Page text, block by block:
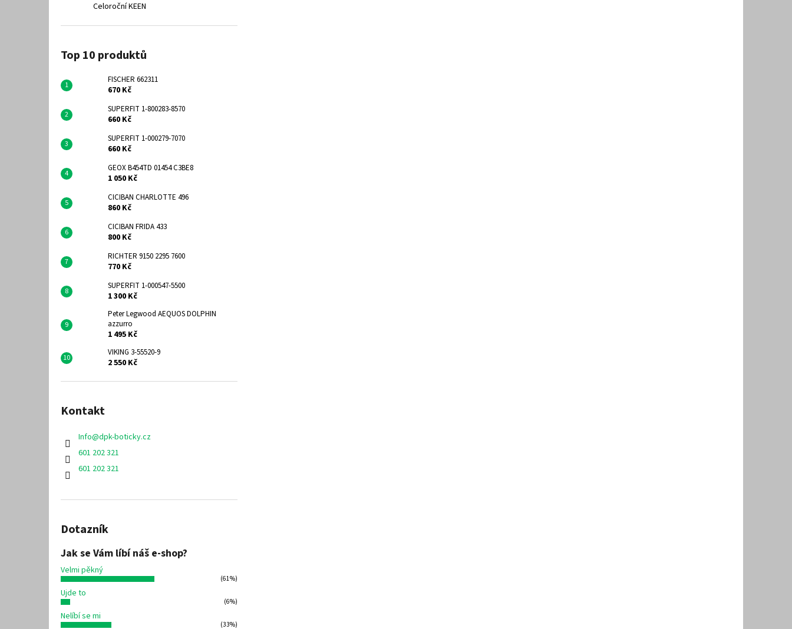
Celoroční KEEN
Top 10 produktů
FISCHER 662311
670 Kč
SUPERFIT 1-800283-8570
660 Kč
SUPERFIT 1-000279-7070
660 Kč
GEOX B454TD 01454 C3BE8
1 050 Kč
CICIBAN CHARLOTTE 496
860 Kč
CICIBAN FRIDA 433
800 Kč
RICHTER 9150 2295 7600
770 Kč
SUPERFIT 1-000547-5500
1 300 Kč
Peter Legwood AEQUOS DOLPHIN
azzurro
1 495 Kč
VIKING 3-55520-9
2 550 Kč
Kontakt
Info@dpk-boticky.cz
601 202 321
601 202 321
Dotazník
Jak se Vám líbí náš e-shop?
Velmi pěkný
(61%)
Ujde to
(6%)
Nelíbí se mi
(33%)